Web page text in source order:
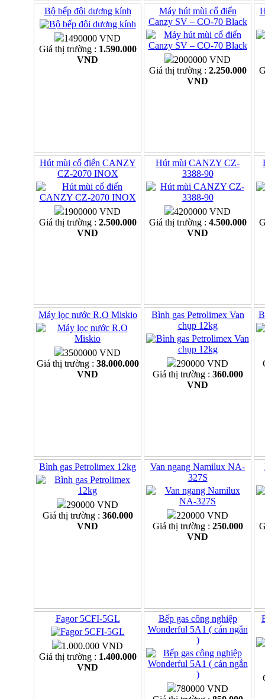
Bộ bếp đôi dương kính
1490000 VND
Giá thị trường : 1.590.000
VND
Máy hút mùi cổ điển
Canzy SV – CO-70 Black
2000000 VND
Giá thị trường : 2.250.000
VND
Hút mùi cổ điển CANZY
CZ-2070 INOX
1900000 VND
Giá thị trường : 2.500.000
VND
Hút mùi CANZY CZ-
3388-90
4200000 VND
Giá thị trường : 4.500.000
VND
Máy lọc nước R.O Miskio
3500000 VND
Giá thị trường : 38.000.000
VND
Bình gas Petrolimex Van
chụp 12kg
290000 VND
Giá thị trường : 360.000
VND
Bình gas Petrolimex 12kg
290000 VND
Giá thị trường : 360.000
VND
Van ngang Namilux NA-
327S
220000 VND
Giá thị trường : 250.000
VND
Fagor 5CFI-5GL
1.000.000 VND
Giá thị trường : 1.400.000
VND
Bếp gas công nghiệp
Wonderful 5A1 ( cán ngắn
)
780000 VND